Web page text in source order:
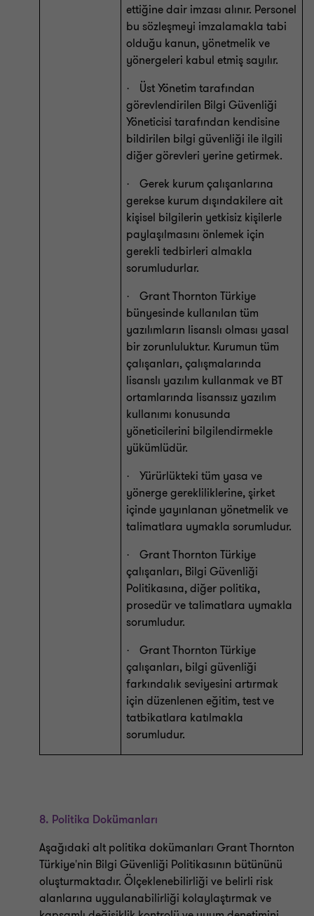
ettiğine dair imzası alınır. Personel
bu sözleşmeyi imzalamakla tabi
olduğu kanun, yönetmelik ve
yönergeleri kabul etmiş sayılır.
·
Üst Yönetim tarafından
görevlendirilen Bilgi Güvenliği
Yöneticisi tarafından kendisine
bildirilen bilgi güvenliği ile ilgili
diğer görevleri yerine getirmek.
·
Gerek kurum çalışanlarına
gerekse kurum dışındakilere ait
kişisel bilgilerin yetkisiz kişilerle
paylaşılmasını önlemek için
gerekli tedbirleri almakla
sorumludurlar.
·
Grant Thornton Türkiye
bünyesinde kullanılan tüm
yazılımların lisanslı olması yasal
bir zorunluluktur. Kurumun tüm
çalışanları, çalışmalarında
lisanslı yazılım kullanmak ve BT
ortamlarında lisanssız yazılım
kullanımı konusunda
yöneticilerini bilgilendirmekle
yükümlüdür.
·
Yürürlükteki tüm yasa ve
yönerge gerekliliklerine, şirket
içinde yayınlanan yönetmelik ve
talimatlara uymakla sorumludur.
·
Grant Thornton Türkiye
çalışanları, Bilgi Güvenliği
Politikasına, diğer politika,
prosedür ve talimatlara uymakla
sorumludur.
·
Grant Thornton Türkiye
çalışanları, bilgi güvenliği
farkındalık seviyesini artırmak
için düzenlenen eğitim, test ve
tatbikatlara katılmakla
sorumludur.
8. Politika Dokümanları
Aşağıdaki alt politika dokümanları Grant Thornton
Türkiye'nin Bilgi Güvenliği Politikasının bütününü
oluşturmaktadır. Ölçeklenebilirliği ve belirli risk
alanlarına uygulanabilirliği kolaylaştırmak ve